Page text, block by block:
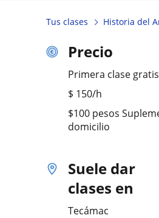
Tus clases Historia del
Precio
Primera clase gratis
$ 150/h
$100 pesos
domicilio
Suele dar
clases en
Tecámac